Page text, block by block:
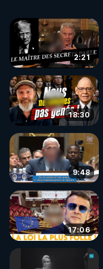
2:21
18:30
9:48
17:06